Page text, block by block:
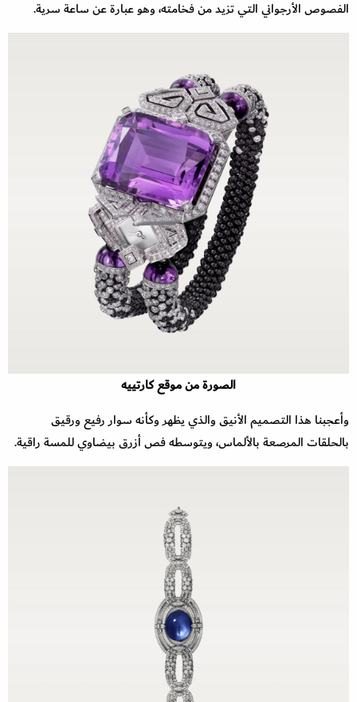
الفصوص الأرجواني التي تزيد من فخامته، وهو عبارة عن ساعة سرية.
الصورة من موقع كارتييه
وأعجبنا هذا التصميم الأنيق والذي يظهر وكأنه سوار رفيع ورقيق
بالحلقات المرصعة بالألماس، ويتوسطه فص أزرق بيضاوي للمسة راقية.